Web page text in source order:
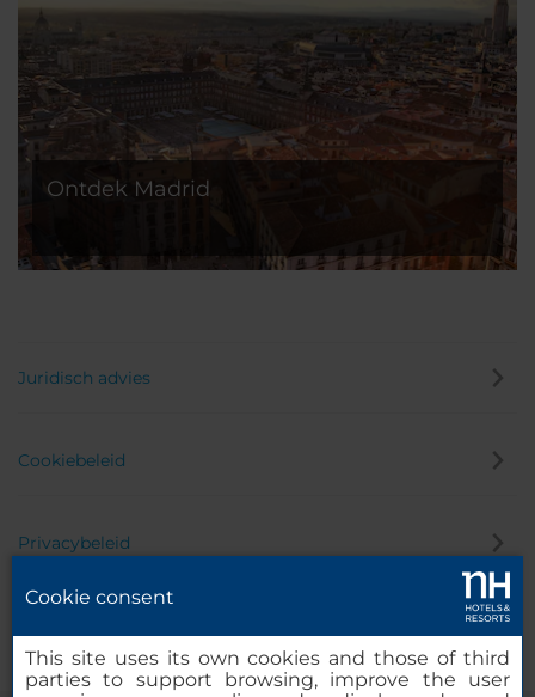
Ontdek Madrid
Juridisch advies
Cookiebeleid
Privacybeleid
Cookie consent
This site uses its own cookies and those of third
parties to support browsing, improve the user